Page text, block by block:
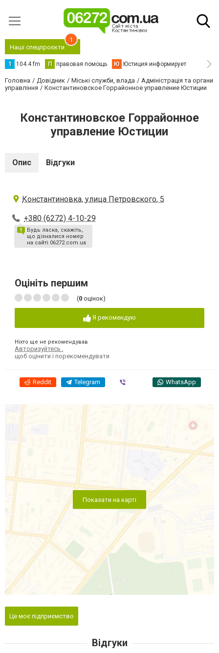
Наші спецпроєкти
1
1 104.4 fm П правовая помощь Ю Юстиция информирует
Головна Довідник Міські служби, влада
Адміністрація та органи
управління
Константиновское Горрайонное управление Юстиции
Константиновское Горрайонное
управление Юстиции
Опис Відгуки
Константиновка, улица Петровского, 5
+380 (6272) 4-10-29
Будь ласка, скажіть,
що дізналися номер
на сайті 06272.com.ua
Оцініть першим
(0 оцінок)
Я рекомендую
Ніхто ще не рекомендував
Авторизуйтесь
щоб оцінити і порекомендувати
Reddit Telegram WhatsApp
Показати на карті
Це моє підприємство
Відгуки